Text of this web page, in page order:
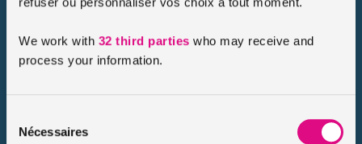
We work with 32 third parties who may receive and
process your information.
Nécessaires
A 21 ans, Jules habite à Nice et parcourt la ville avec sa
moto Honda CBF. Il a trouvé sur assuronline une
L’assurance moto tiers vol incendie :